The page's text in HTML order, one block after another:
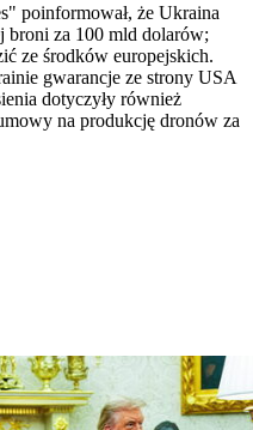
poinformował, że Ukraina
broni za 100 mld dolarów;
ze środków europejskich.
gwarancje ze strony USA
dotyczyły również
na produkcję dronów za